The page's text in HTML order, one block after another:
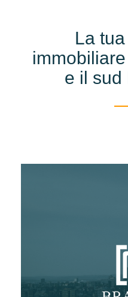
La
e il sud